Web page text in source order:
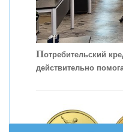
Потребительский
действительно